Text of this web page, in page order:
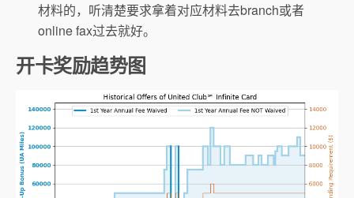
材料的，听清楚要求拿着对应材料去branch或者
online fax过去就好。
开卡奖励趋势图